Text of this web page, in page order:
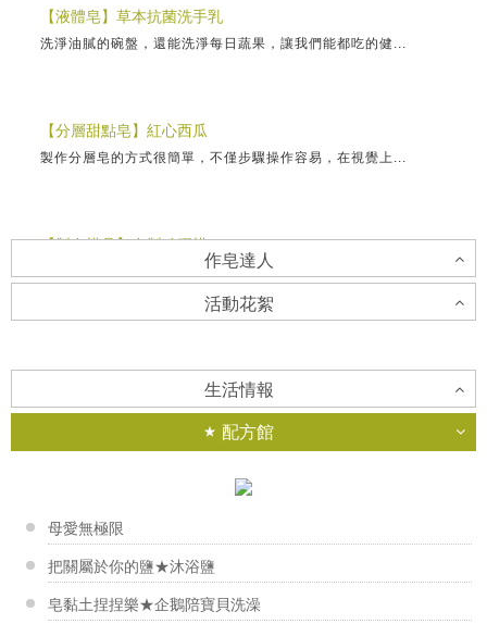
【液體皂】草本抗菌洗手乳
洗淨油膩的碗盤，還能洗淨每日蔬果，讓我們能都吃的健...
【分層甜點皂】紅心西瓜
製作分層皂的方式很簡單，不僅步驟操作容易，在視覺上...
【製皂模具】自製矽膠模
用現有的材料製作自己喜歡的矽膠模，方便實惠又有趣！...
這是水管模的分層手法，牛奶配方滋潤入秋後乾燥的氣候...
玫瑰果油幫助淡疤以及改善皮膚色素沈澱，與甜杏仁油添...
【液體皂】月見草去屑清爽洗髮皂
含有70%珍貴亞油酸的月見草油，能溫和改善油膩易搔...
作皂達人
莊曉靜老師
靈感滿天飛的曉靜老師，最愛的就是賦予皂邊新生命。 ...
賴淑美老師
活動花絮
香草工房台南店-蘭花杯子蛋糕皂DIY
假日親子做皂去~ 永康社大在保生宮的蘭花杯子蛋糕...
香草工房台南店-杯子蛋糕皂課程
在台南市社區工會職訓中心的課程 美美的杯子蛋糕皂...
香草工房苗栗店-皂類與保養品商品實作班
生活情報
新手大哉問-你不能不知道的幾件...
配方館
母愛無極限
把關屬於你的鹽★沐浴鹽
皂黏土捏捏樂★企鵝陪寶貝洗澡